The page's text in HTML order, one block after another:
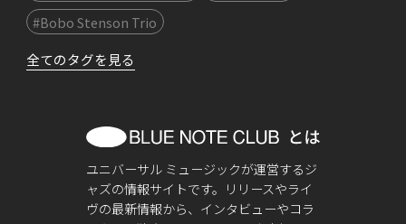
#Bobo Stenson Trio
全てのタグを見る
ユニバーサル ミュージックが運営するジ
ャズの情報サイトです。リリースやライ
ヴの最新情報から、インタビューやコラ